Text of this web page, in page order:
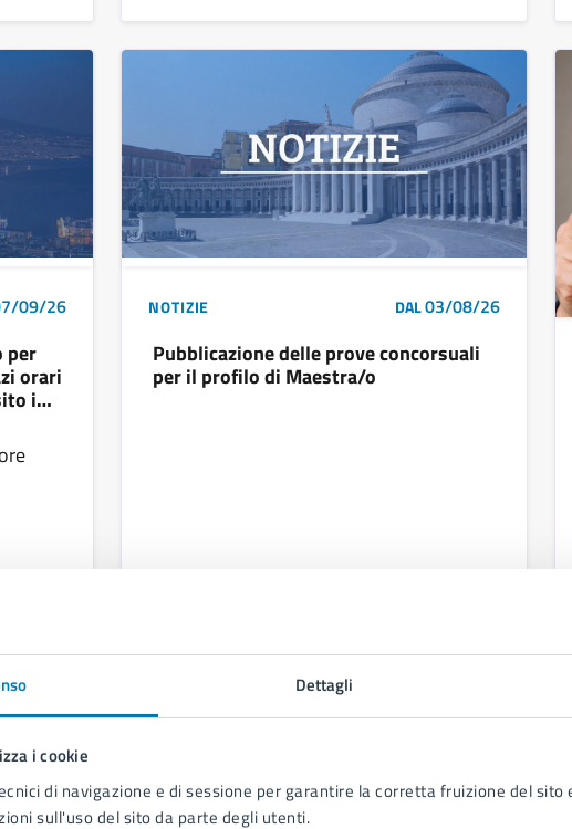
Dettagli
i cookie
di navigazione e di sessione per garantire la corretta fruizione del sito
sull'uso del sito da parte degli utenti.
09/26
per
orari
in
NOTIZIE DAL03/08/26
Pubblicazione delle prove concorsuali
per il profilo di Maestra/o